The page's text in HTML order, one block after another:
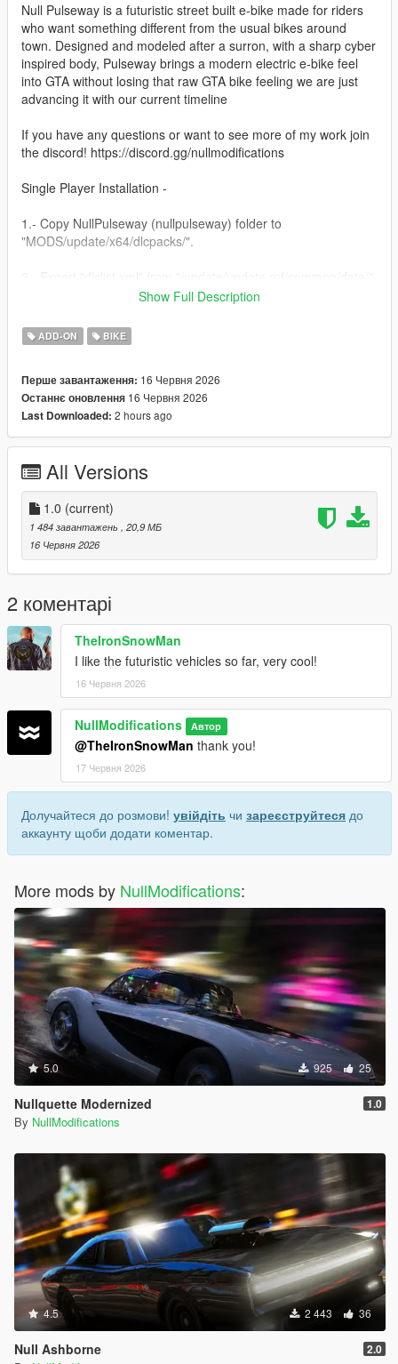
Null Pulseway is a futuristic street built e-bike made for riders
who want something different from the usual bikes around
town. Designed and modeled after a surron, with a sharp cyber
inspired body, Pulseway brings a modern electric e-bike feel
into GTA without losing that raw GTA bike feeling we are just
advancing it with our current timeline
If you have any questions or want to see more of my work join
the discord! https://discord.gg/nullmodifications
Single Player Installation -
1.- Copy NullPulseway (nullpulseway) folder to
"MODS/update/x64/dlcpacks/".
path to your desktop with OpenIV. Open the file with a text
dlcpacks:/nullpulseway/
3.- Import the file again to the path above with OpenIV.
4.- Done, use a Trainer to spawn the car with (nullpulseway)
name.
NULL MODIFICATIONS // BUILT TO STAND OUT
Show Full Description
ADD-ON BIKE
Перше завантаження: 16 Червня 2026
Останнє оновлення 16 Червня 2026
Last Downloaded: 2 hours ago
All Versions
1.0 (current)
1 484 завантажень
, 20,9 МБ
16 Червня 2026
2 коментарі
TheIronSnowMan
I like the futuristic vehicles so far, very cool!
16 Червня 2026
NullModifications Автор
@TheIronSnowMan thank you!
17 Червня 2026
Долучайтеся до розмови! увійдіть чи зареєструйтеся до
аккаунту щоби додати коментар.
More mods by NullModifications:
5.0 925 25
Nullquette Modernized 1.0
By NullModifications
4.5 2 443 36
Null Ashborne 2.0